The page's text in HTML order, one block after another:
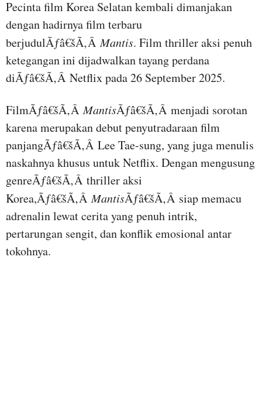
Pecinta film Korea Selatan kembali dimanjakan
dengan hadirnya film terbaru
berjudulÃƒâ€šÃ‚ÂMantis. Film thriller aksi penuh
ketegangan ini dijadwalkan tayang perdana
diÃƒâ€šÃ‚Â Netflix pada 26 September 2025.
FilmÃƒâ€šÃ‚ÂMantisÃƒâ€šÃ‚Â menjadi sorotan
karena merupakan debut penyutradaraan film
panjangÃƒâ€šÃ‚Â Lee Tae-sung, yang juga menulis
naskahnya khusus untuk Netflix. Dengan mengusung
genreÃƒâ€šÃ‚Â thriller aksi
Korea,Ãƒâ€šÃ‚ÂMantisÃƒâ€šÃ‚Â siap memacu
adrenalin lewat cerita yang penuh intrik,
pertarungan sengit, dan konflik emosional antar
tokohnya.